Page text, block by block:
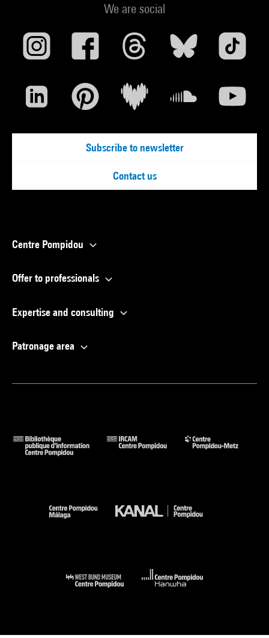
We are social
Subscribe to newsletter
Contact us
Centre Pompidou
Offer to professionals
Expertise and consulting
Patronage area